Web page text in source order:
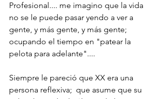
Profesional.... me imagino que la vida
no se le puede pasar yendo a ver a
gente, y más gente, y más gente;
ocupando el tiempo en "patear la
pelota para adelante"....
Siempre le pareció que XX era una
persona reflexiva;  que asume que su